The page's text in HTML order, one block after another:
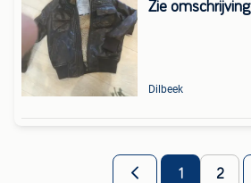
Zie omschrijving
Dilbeek
1 2